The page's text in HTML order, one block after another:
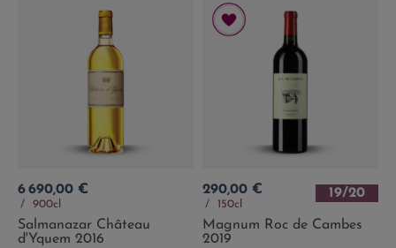
Prix
6 690,00 €
900cl
Salmanazar Château
d'Yquem 2016
Prix
290,00 €
150cl
19/20
Magnum Roc de Cambes
2019